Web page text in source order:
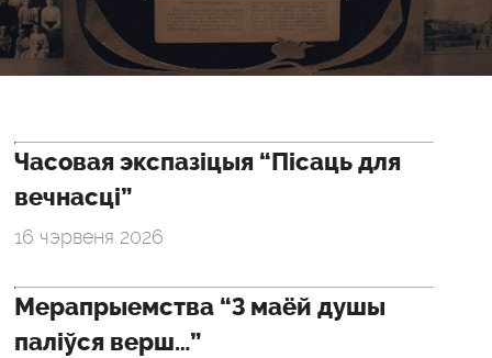
Часовая экспазіцыя “Пісаць для
вечнасці”
16 чэрвеня 2026
Мерапрыемства “З маёй душы
паліўся верш…”